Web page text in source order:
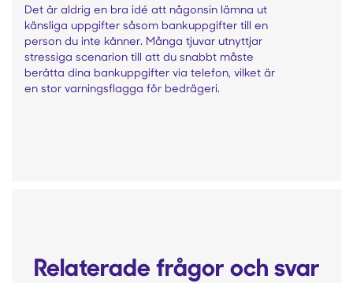
Det är aldrig en bra idé att någonsin lämna ut
känsliga uppgifter såsom bankuppgifter till en
person du inte känner. Många tjuvar utnyttjar
stressiga scenarion till att du snabbt måste
berätta dina bankuppgifter via telefon, vilket är
en stor varningsflagga för bedrägeri.
Relaterade frågor och svar